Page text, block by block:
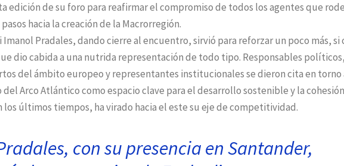
edición de su foro para reafirmar el compromiso de todos los agentes que
hacia la creación de la Macrorregión.
Pradales, dando cierre al encuentro, sirvió para reforzar un poco más, si
dio cabida a una nutrida representación de todo tipo. Responsables políticos,
del ámbito europeo y representantes institucionales se dieron cita en torno
Arco Atlántico como espacio clave para el desarrollo sostenible y la cohesión
últimos tiempos, ha virado hacia el este su eje de competitividad.
con su presencia en Santander,